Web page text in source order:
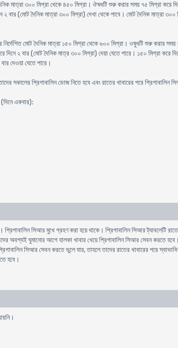
মাত্রা ৩০০ মিগ্রা থেকে ৪৫০ মিগ্রা। ঔষধটি শুরু করার সময় ৭৫ মিগ্রা করে
(মোট দৈনিক মাত্রা ৩০০ মিগ্রা) দেখা থেকে পাবে। মোট দৈনিক মাত্রা ৩০০
নির্দেশিত মোট দৈনিক মাত্রা ১৫০ মিগ্রা থেকে ৬০০ মিগ্রা। ওষুধটি শুরু করার
২ বার (মোট দৈনিক মাত্র ৩০০ মিগ্রা) দেয়া যেতে পারে। ১৫০ মিগ্রা করে
দেওয়া যেতে পারে।
সকালের প্রিগাবালিন ডোজ নিতে হবে এবং রাতের খাবারের পরে
(দিনে একবার):
সিআর মুখে গ্রহণ করা হয়ে থাকে। প্রিগাবালিন সিআর ট্যাবলেটি
অবশ্যই ঘুমানোর আগে হালকা খাবার খেয়ে প্রিগাবালিন সিআর সেবন করতে
সিআর সেবন করতে ভুলে যায়, তাহলে তাদের রাতের খাবারের পরে
হবে।